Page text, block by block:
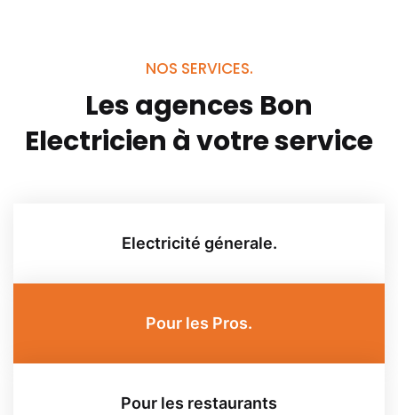
NOS SERVICES.
Les agences Bon
Electricien à votre service
Electricité génerale.
Pour les Pros.
Pour les restaurants